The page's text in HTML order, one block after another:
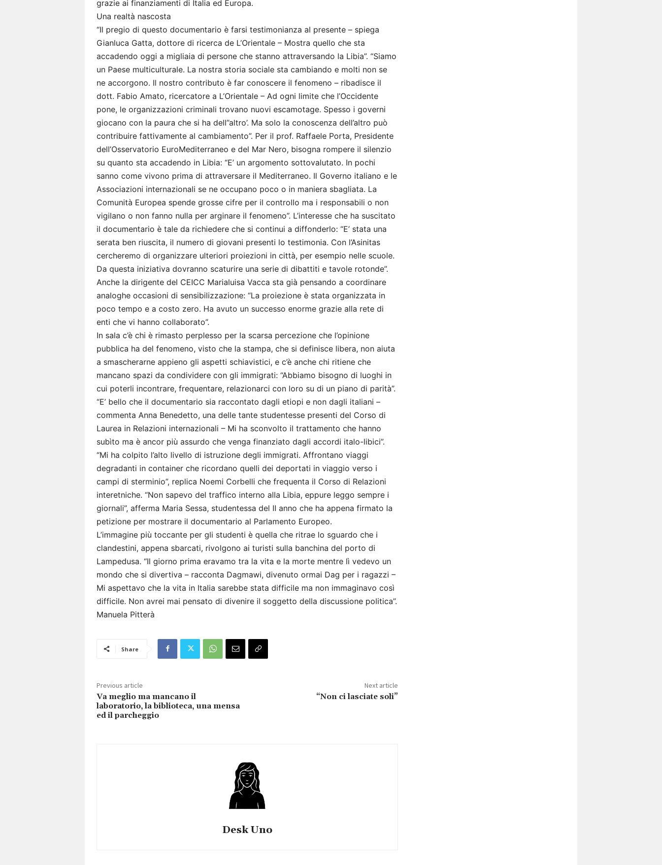
grazie ai finanziamenti di Italia ed Europa.
Una realtà nascosta
“Il pregio di questo documentario è farsi testimonianza al presente – spiega
Gianluca Gatta, dottore di ricerca de L’Orientale – Mostra quello che sta
accadendo oggi a migliaia di persone che stanno attraversando la Libia”. “Siamo
un Paese multiculturale. La nostra storia sociale sta cambiando e molti non se
ne accorgono. Il nostro contributo è far conoscere il fenomeno – ribadisce il
dott. Fabio Amato, ricercatore a L’Orientale – Ad ogni limite che l’Occidente
pone, le organizzazioni criminali trovano nuovi escamotage. Spesso i governi
giocano con la paura che si ha dell’’altro’. Ma solo la conoscenza dell’altro può
contribuire fattivamente al cambiamento”. Per il prof. Raffaele Porta, Presidente
dell’Osservatorio EuroMediterraneo e del Mar Nero, bisogna rompere il silenzio
su quanto sta accadendo in Libia: “E’ un argomento sottovalutato. In pochi
sanno come vivono prima di attraversare il Mediterraneo. Il Governo italiano e le
Associazioni internazionali se ne occupano poco o in maniera sbagliata. La
Comunità Europea spende grosse cifre per il controllo ma i responsabili o non
vigilano o non fanno nulla per arginare il fenomeno”. L’interesse che ha suscitato
il documentario è tale da richiedere che si continui a diffonderlo: “E’ stata una
serata ben riuscita, il numero di giovani presenti lo testimonia. Con l’Asinitas
cercheremo di organizzare ulteriori proiezioni in città, per esempio nelle scuole.
Da questa iniziativa dovranno scaturire una serie di dibattiti e tavole rotonde”.
Anche la dirigente del CEICC Marialuisa Vacca sta già pensando a coordinare
analoghe occasioni di sensibilizzazione: “La proiezione è stata organizzata in
poco tempo e a costo zero. Ha avuto un successo enorme grazie alla rete di
enti che vi hanno collaborato”.
In sala c’è chi è rimasto perplesso per la scarsa percezione che l’opinione
pubblica ha del fenomeno, visto che la stampa, che si definisce libera, non aiuta
a smascherarne appieno gli aspetti schiavistici, e c’è anche chi ritiene che
mancano spazi da condividere con gli immigrati: “Abbiamo bisogno di luoghi in
cui poterli incontrare, frequentare, relazionarci con loro su di un piano di parità”.
“E’ bello che il documentario sia raccontato dagli etiopi e non dagli italiani –
commenta Anna Benedetto, una delle tante studentesse presenti del Corso di
Laurea in Relazioni internazionali – Mi ha sconvolto il trattamento che hanno
subìto ma è ancor più assurdo che venga finanziato dagli accordi italo-libici”.
“Mi ha colpito l’alto livello di istruzione degli immigrati. Affrontano viaggi
degradanti in container che ricordano quelli dei deportati in viaggio verso i
campi di sterminio”, replica Noemi Corbelli che frequenta il Corso di Relazioni
interetniche. “Non sapevo del traffico interno alla Libia, eppure leggo sempre i
giornali”, afferma Maria Sessa, studentessa del II anno che ha appena firmato la
petizione per mostrare il documentario al Parlamento Europeo.
L’immagine più toccante per gli studenti è quella che ritrae lo sguardo che i
clandestini, appena sbarcati, rivolgono ai turisti sulla banchina del porto di
Lampedusa. “Il giorno prima eravamo tra la vita e la morte mentre lì vedevo un
mondo che si divertiva – racconta Dagmawi, divenuto ormai Dag per i ragazzi –
Mi aspettavo che la vita in Italia sarebbe stata difficile ma non immaginavo così
difficile. Non avrei mai pensato di divenire il soggetto della discussione politica”.
Manuela Pitterà
Share
Previous article
Va meglio ma mancano il
laboratorio, la biblioteca, una mensa
ed il parcheggio
Next article
“Non ci lasciate soli”
Desk Uno